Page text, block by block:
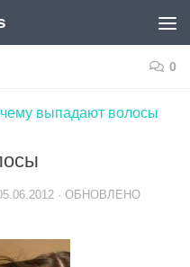
0
выпадают волосы
· ОБНОВЛЕНО